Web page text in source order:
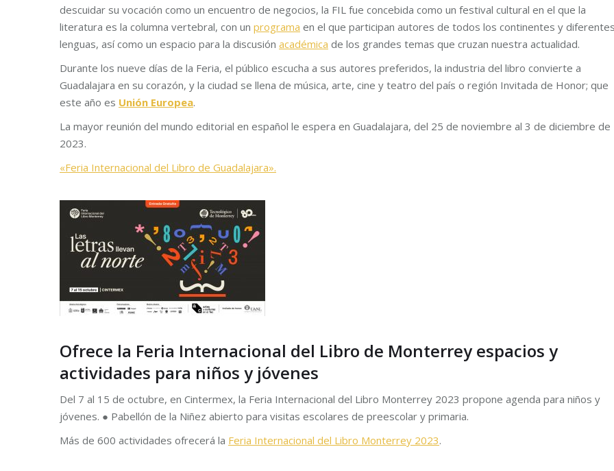
descuidar su vocación como un encuentro de negocios, la FIL fue concebida como un festival cultural en el que la
literatura es la columna vertebral, con un programa en el que participan autores de todos los continentes y
lenguas, así como un espacio para la discusión académica de los grandes temas que cruzan nuestra actualidad.
Durante los nueve días de la Feria, el público escucha a sus autores preferidos, la industria del libro convierte a
Guadalajara en su corazón, y la ciudad se llena de música, arte, cine y teatro del país o región Invitada de Honor; que
este año es Unión Europea.
La mayor reunión del mundo editorial en español le espera en Guadalajara, del 25 de noviembre al 3 de diciembre de
2023.
«Feria Internacional del Libro de Guadalajara».
Ofrece la Feria Internacional del Libro de Monterrey espacios y
actividades para niños y jóvenes
Del 7 al 15 de octubre, en Cintermex, la Feria Internacional del Libro Monterrey 2023 propone agenda para niños y
jóvenes. ● Pabellón de la Niñez abierto para visitas escolares de preescolar y primaria.
Más de 600 actividades ofrecerá la Feria Internacional del Libro Monterrey 2023.